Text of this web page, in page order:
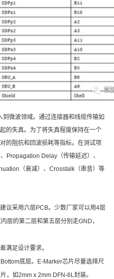
微波领域。通过连接器和线缆传输如
的失真。为了将失真程度保持在一个
的阻抗和回波损耗等指标。 在测试项
Propagation Delay（传输延迟）、
（衰减）、Crosstalk（串音）等
建议采用六层PCB。少数厂家可以用4层
层的第二层和第五层分别走GND，
满足设计要求。
底层。E-Marker芯片尽量选择尺
，如2mm x 2mm DFN-6L封装。